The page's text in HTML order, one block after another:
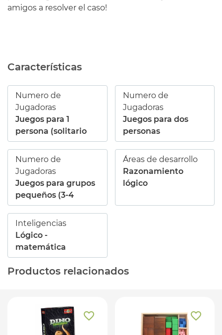
amigos a resolver el caso!
Características
Numero de
Jugadoras
Juegos para 1
persona (solitario
Numero de
Jugadoras
Juegos para dos
personas
Numero de
Jugadoras
Juegos para grupos
pequeños (3-4
Áreas de desarrollo
Razonamiento
lógico
Inteligencias
Lógico -
matemática
Productos relacionados